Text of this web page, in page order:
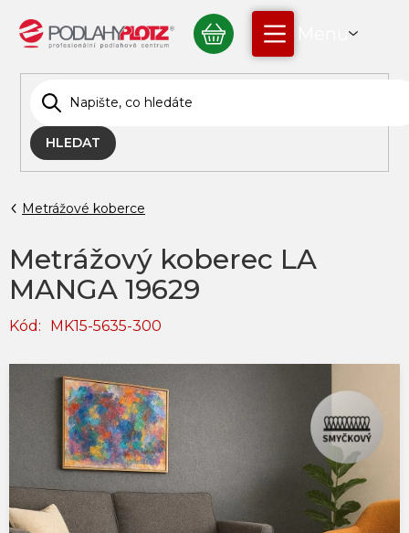
obsah
HLEDAT
NÁKUPNÍ
KOŠÍK
Metrážové koberce
Metrážový koberec LA
MANGA 19629
Kód: MK15-5635-300